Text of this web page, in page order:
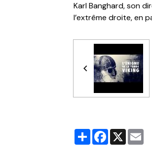
Karl Banghard, son
l’extrême droite, en
PartagerFacebook
X